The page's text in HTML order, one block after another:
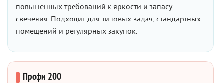
повышенных требований к яркости и запасу
свечения. Подходит для типовых задач, стандартных
помещений и регулярных закупок.
Профи 200